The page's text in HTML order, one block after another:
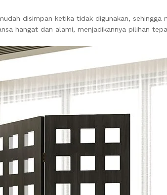
disimpan ketika tidak digunakan, sehingga
hangat dan alami, menjadikannya pilihan